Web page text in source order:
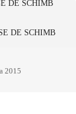
DE SCHIMB
DE SCHIMB
2015